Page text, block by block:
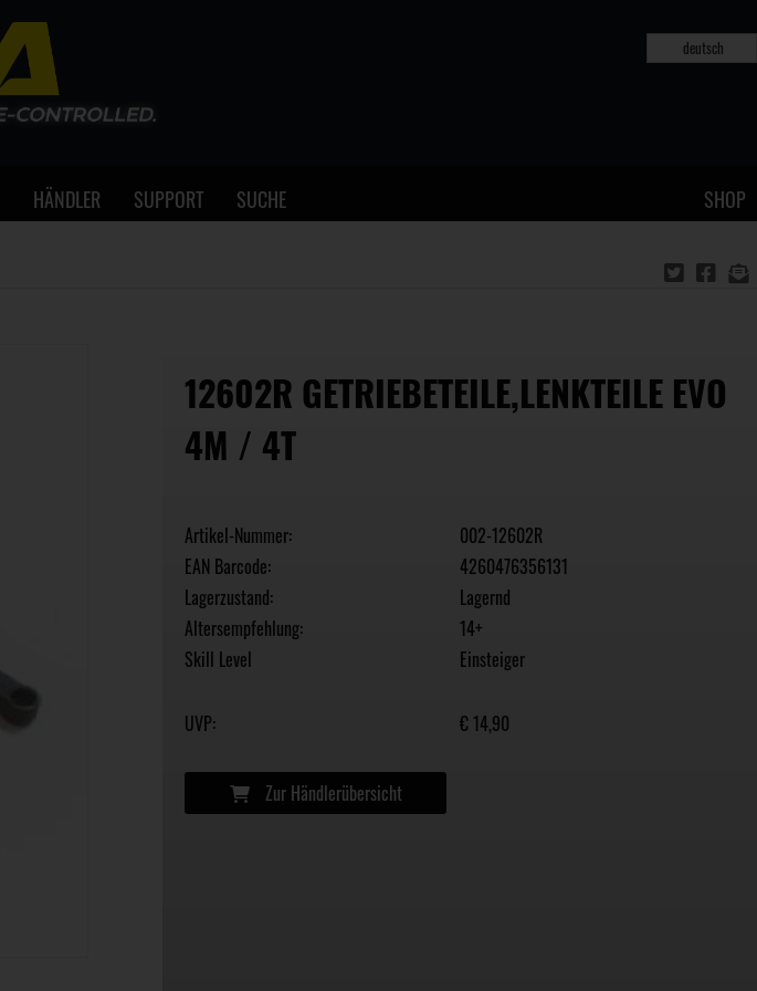
deutsch
HÄNDLER SUPPORT SUCHE SHOP
12602R GETRIEBETEILE,LENKTEILE EVO
4M / 4T
Artikel-Nummer:
002-12602R
EAN Barcode:
4260476356131
Lagerzustand:
Lagernd
Altersempfehlung:
14+
Skill Level
Einsteiger
UVP: € 14,90
Zur Händlerübersicht